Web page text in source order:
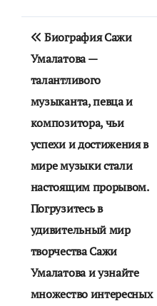
Навигация
по
записям
Биография Сажи
Умалатова —
талантливого
музыканта, певца и
композитора, чьи
успехи и достижения в
мире музыки стали
настоящим прорывом.
Погрузитесь в
удивительный мир
творчества Сажи
Умалатова и узнайте
множество интересных